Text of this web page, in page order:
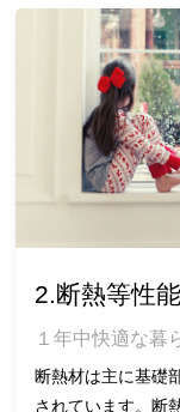
2.断熱等性
１年中快適な暮
断熱材は主に基礎
されています。断